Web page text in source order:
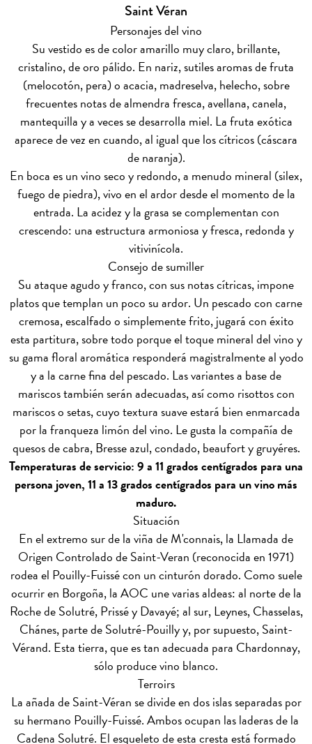
Saint Véran
Personajes del vino
Su vestido es de color amarillo muy claro, brillante,
cristalino, de oro pálido. En nariz, sutiles aromas de fruta
(melocotón, pera) o acacia, madreselva, helecho, sobre
frecuentes notas de almendra fresca, avellana, canela,
mantequilla y a veces se desarrolla miel. La fruta exótica
aparece de vez en cuando, al igual que los cítricos (cáscara
de naranja).
En boca es un vino seco y redondo, a menudo mineral (silex,
fuego de piedra), vivo en el ardor desde el momento de la
entrada. La acidez y la grasa se complementan con
crescendo: una estructura armoniosa y fresca, redonda y
vitivinícola.
Consejo de sumiller
Su ataque agudo y franco, con sus notas cítricas, impone
platos que templan un poco su ardor. Un pescado con carne
cremosa, escalfado o simplemente frito, jugará con éxito
esta partitura, sobre todo porque el toque mineral del vino y
su gama floral aromática responderá magistralmente al yodo
y a la carne fina del pescado. Las variantes a base de
mariscos también serán adecuadas, así como risottos con
mariscos o setas, cuyo textura suave estará bien enmarcada
por la franqueza limón del vino. Le gusta la compañía de
quesos de cabra, Bresse azul, condado, beaufort y gruyéres.
Temperaturas de servicio: 9 a 11 grados centígrados para una
persona joven, 11 a 13 grados centígrados para un vino más
maduro.
Situación
En el extremo sur de la viña de M'connais, la Llamada de
Origen Controlado de Saint-Veran (reconocida en 1971)
rodea el Pouilly-Fuissé con un cinturón dorado. Como suele
ocurrir en Borgoña, la AOC une varias aldeas: al norte de la
Roche de Solutré, Prissé y Davayé; al sur, Leynes, Chasselas,
Chánes, parte de Solutré-Pouilly y, por supuesto, Saint-
Vérand. Esta tierra, que es tan adecuada para Chardonnay,
sólo produce vino blanco.
Terroirs
La añada de Saint-Véran se divide en dos islas separadas por
su hermano Pouilly-Fuissé. Ambos ocupan las laderas de la
Cadena Solutré. El esqueleto de esta cresta está formado